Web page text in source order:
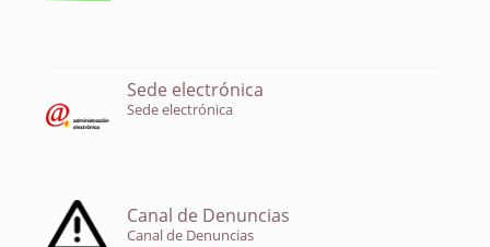
Sede electrónica
Sede electrónica
Canal de Denuncias
Canal de Denuncias